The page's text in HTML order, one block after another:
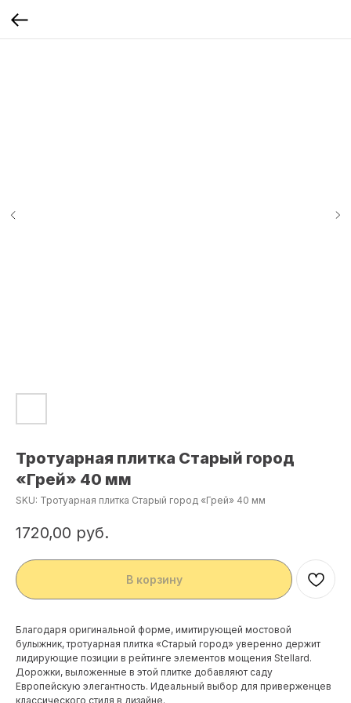
Тротуарная плитка Старый город
«Грей» 40 мм
SKU: Тротуарная плитка Старый город «Грей» 40 мм
1720,00 руб.
В корзину
Благодаря оригинальной форме, имитирующей мостовой
булыжник, тротуарная плитка «Старый город» уверенно держит
лидирующие позиции в рейтинге элементов мощения Stellard.
Дорожки, выложенные в этой плитке добавляют саду
Европейскую элегантность. Идеальный выбор для приверженцев
классического стиля в дизайне.